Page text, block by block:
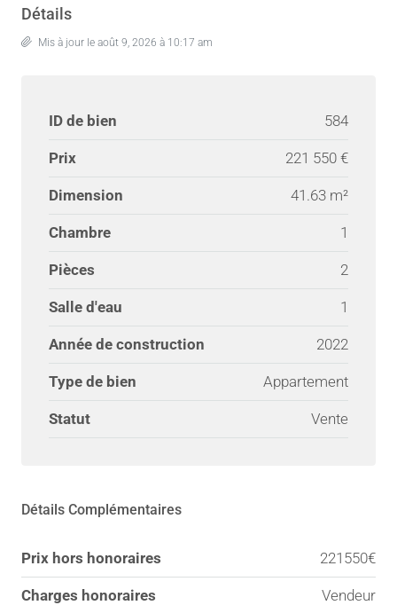
Détails
Mis à jour le août 9, 2026 à 10:17 am
ID de bien 584
Prix 221 550 €
Dimension 41.63 m²
Chambre 1
Pièces 2
Salle d'eau 1
Année de construction 2022
Type de bien Appartement
Statut Vente
Détails Complémentaires
Prix hors honoraires 221550€
Charges honoraires Vendeur